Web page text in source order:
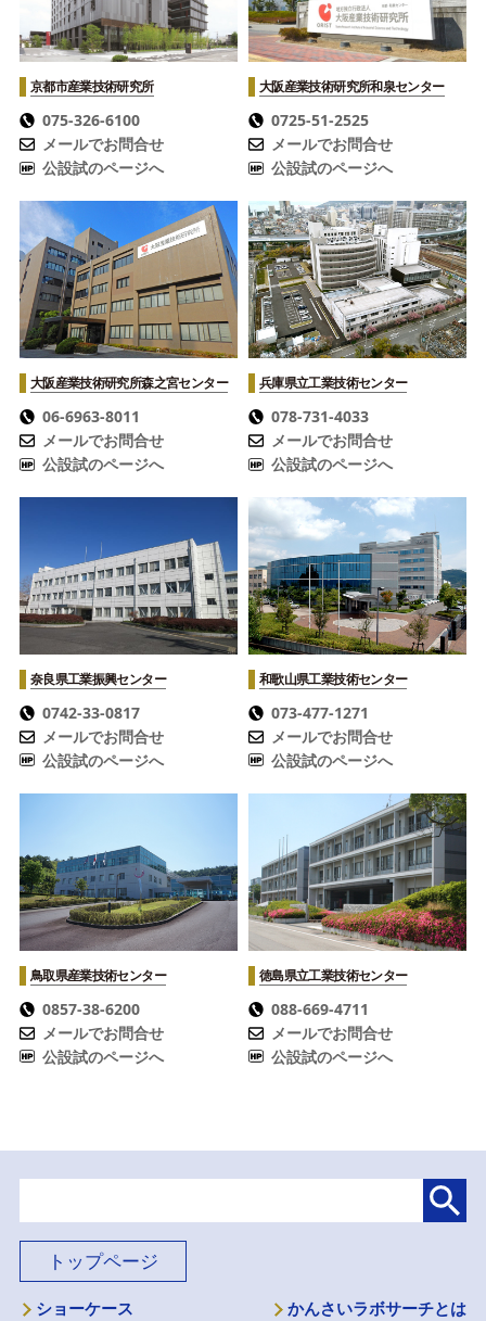
京都市産業技術研究所
075-326-6100
メールでお問合せ
公設試のページへ
大阪産業技術研究所和泉センター
0725-51-2525
メールでお問合せ
公設試のページへ
大阪産業技術研究所森之宮センター
06-6963-8011
メールでお問合せ
公設試のページへ
兵庫県立工業技術センター
078-731-4033
メールでお問合せ
公設試のページへ
奈良県工業振興センター
0742-33-0817
メールでお問合せ
公設試のページへ
和歌山県工業技術センター
073-477-1271
メールでお問合せ
公設試のページへ
鳥取県産業技術センター
0857-38-6200
メールでお問合せ
公設試のページへ
徳島県立工業技術センター
088-669-4711
メールでお問合せ
公設試のページへ
トップページ
ショーケース
かんさいラボサーチとは